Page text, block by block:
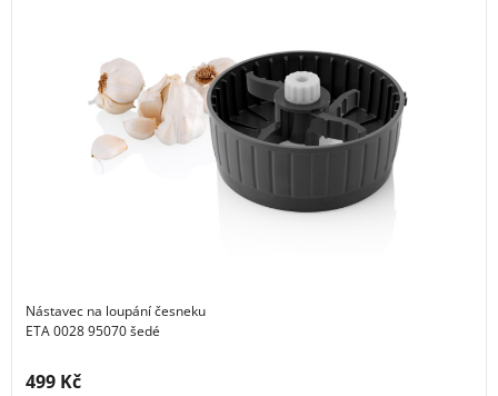
Nástavec na loupání česneku
ETA 0028 95070 šedé
Cena s DPH:
499 Kč